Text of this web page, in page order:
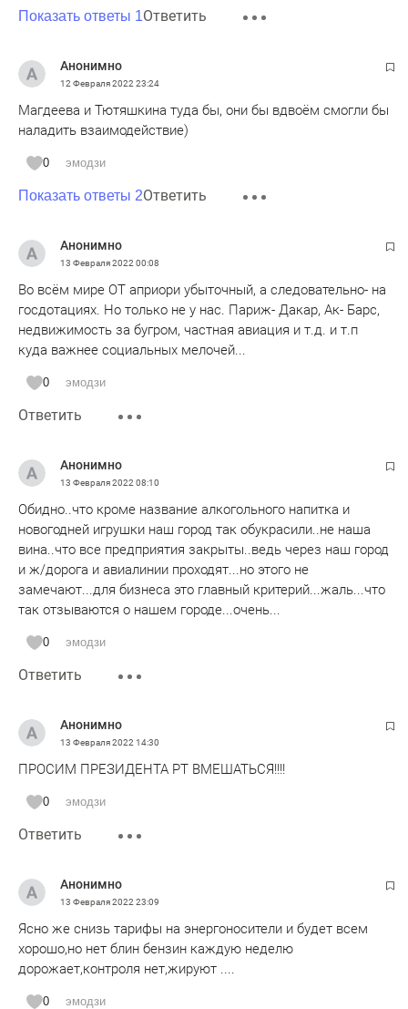
Показать ответы 1Ответить
Анонимно
12 Февраля 2022 23:24
Магдеева и Тютяшкина туда бы, они бы вдвоём смогли бы
наладить взаимодействие)
0 эмодзи
Показать ответы 2Ответить
Анонимно
13 Февраля 2022 00:08
Во всём мире ОТ априори убыточный, а следовательно- на
госдотациях. Но только не у нас. Париж- Дакар, Ак- Барс,
недвижимость за бугром, частная авиация и т.д. и т.п
куда важнее социальных мелочей...
0 эмодзи
Ответить
Анонимно
13 Февраля 2022 08:10
Обидно..что кроме название алкогольного напитка и
новогодней игрушки наш город так обукрасили..не наша
вина..что все предприятия закрыты..ведь через наш город
и ж/дорога и авиалинии проходят...но этого не
замечают...для бизнеса это главный критерий...жаль...что
так отзываются о нашем городе...очень...
0 эмодзи
Ответить
Анонимно
13 Февраля 2022 14:30
ПРОСИМ ПРЕЗИДЕНТА РТ ВМЕШАТЬСЯ!!!!
0 эмодзи
Ответить
Анонимно
13 Февраля 2022 23:09
Ясно же снизь тарифы на энергоносители и будет всем
хорошо,но нет блин бензин каждую неделю
дорожает,контроля нет,жируют ....
0 эмодзи